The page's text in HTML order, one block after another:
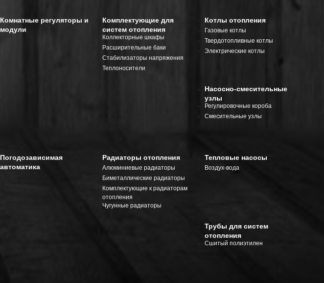
Комнатные регуляторы и
модули
Комплектующие для
систем отопления
Коллекторные шкафы
Расширительные баки
Стабилизаторы напряжения
Теплоносители
Котлы отопления
Газовые котлы
Твердотопливные котлы
Электрические котлы
Насосно-смесительные
узлы
Регулировочные короба
Смесительные узлы
Погодозависимая
автоматика
Радиаторы отопления
Алюминиевые радиаторы
Биметаллические радиаторы
Комплектующие к радиаторам
отопления
Чугунные радиаторы
Тепловые насосы
Воздух-вода
Трубы для систем
отопления
Сшитый полиэтилен